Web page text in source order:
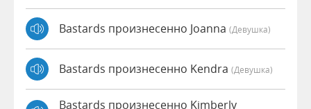
Bastards произнесенно Joanna (девушка)
Bastards произнесенно Kendra (девушка)
Bastards произнесенно Kimberly